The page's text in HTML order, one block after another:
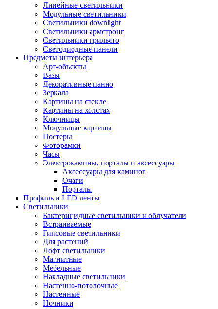
Линейные светильники
Модульные светильники
Светильники downlight
Светильники армстронг
Светильники грильято
Светодиодные панели
Предметы интерьера
Арт-объекты
Вазы
Декоративные панно
Зеркала
Картины на стекле
Картины на холстах
Ключницы
Модульные картины
Постеры
Фоторамки
Часы
Электрокамины, порталы и аксессуары
Аксессуары для каминов
Очаги
Порталы
Профиль и LED ленты
Светильники
Бактерицидные светильники и облучатели
Встраиваемые
Гипсовые светильники
Для растений
Лофт светильники
Магнитные
Мебельные
Накладные светильники
Настенно-потолочные
Настенные
Ночники